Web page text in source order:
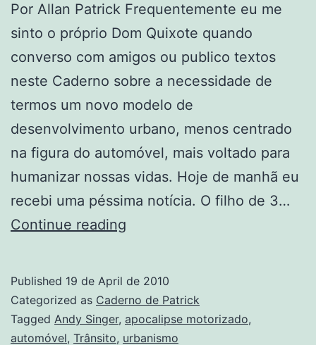
Por Allan Patrick Frequentemente eu me
sinto o próprio Dom Quixote quando
converso com amigos ou publico textos
neste Caderno sobre a necessidade de
termos um novo modelo de
desenvolvimento urbano, menos centrado
na figura do automóvel, mais voltado para
humanizar nossas vidas. Hoje de manhã eu
recebi uma péssima notícia. O filho de 3…
Continue reading
Published 19 de April de 2010
Categorized as Caderno de Patrick
Tagged Andy Singer, apocalipse motorizado,
automóvel, Trânsito, urbanismo